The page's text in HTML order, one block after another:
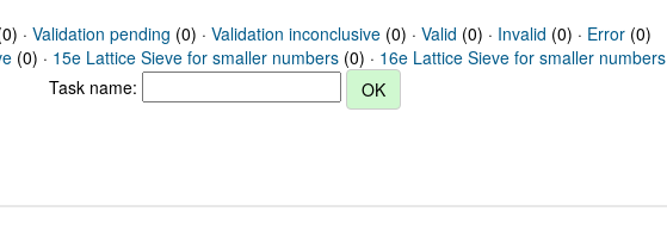
· Validation pending (0) · Validation inconclusive(0) · Valid (0) · Invalid (0) · Error(0)
(0) · 15e Lattice Sieve for smaller numbers (0) · 16e Lattice Sieve for smaller numbers
Task name: